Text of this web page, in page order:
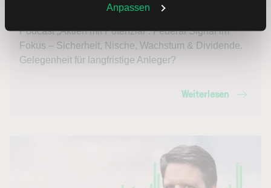
Weitere Infos auch in unsererDatenschutzerklärung
Anpassen
Podcast „Aktien mit Potenzial“: Federal Signal im
Fokus – Sicherheit, Nische, Wachstum & Dividende.
Gelegenheit für langfristige Anleger?
Weiterlesen